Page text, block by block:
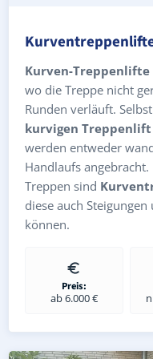
Kurven-Treppenlifte
wo die Treppe nicht
Runden verläuft.
kurvigen Treppenlift
werden entweder
Handlaufs
Treppen sind
diese auch
können.
Preis:
ab 6.000 €